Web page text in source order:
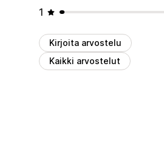
1
Kirjoita arvostelu
Kaikki arvostelut